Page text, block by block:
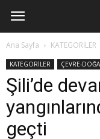
Ana Sayfa KATEGORİLER
KATEGORİLER ÇEVRE-DOĞA
Şili’de
geçti